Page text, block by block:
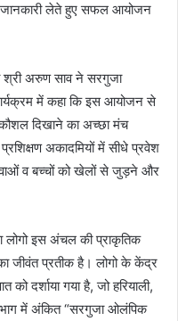
जानकारी लेते हुए सफल आयोजन
श्री अरुण साव ने सरगुजा
में कहा कि इस आयोजन से
दिखाने का अच्छा मंच
अकादमियों में सीधे प्रवेश
व बच्चों को खेलों से जुड़ने और
इस अंचल की प्राकृतिक
जीवंत प्रतीक है। लोगो के केंद्र
दर्शाया गया है, जो हरियाली,
भाग में अंकित “सरगुजा ओलंपिक